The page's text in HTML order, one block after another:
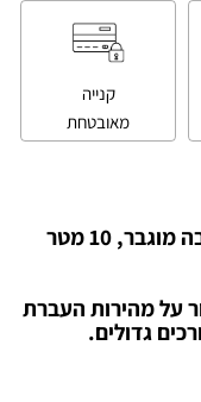
קנייה
מאובטחת
על מהירות העברת